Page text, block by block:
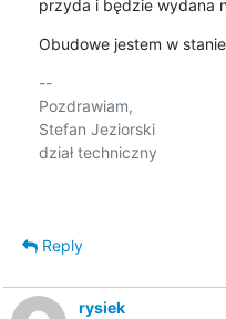
przyda i będzie wydana
Obudowe jestem w
--
Pozdrawiam,
Stefan Jeziorski
dział techniczny
Reply
rysiek